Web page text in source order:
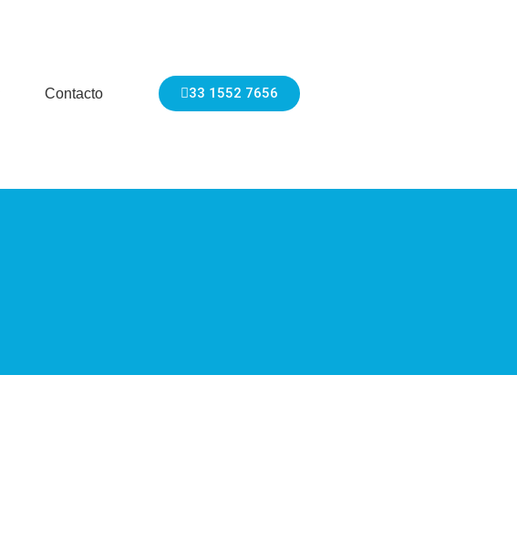
Contacto 33 1552 7656